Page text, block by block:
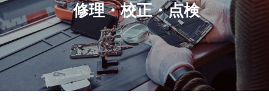
修理・校正・点検